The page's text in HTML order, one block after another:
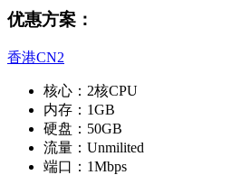
优惠方案：
香港CN2
核心：2核CPU
内存：1GB
硬盘：50GB
流量：Unmilited
端口：1Mbps